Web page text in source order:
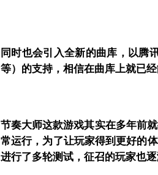
同时也会引入全新的曲库，以腾
等）的支持，相信在曲库上就已经
节奏大师这款游戏其实在多年前
常运行，为了让玩家得到更好的
进行了多轮测试，征召的玩家也